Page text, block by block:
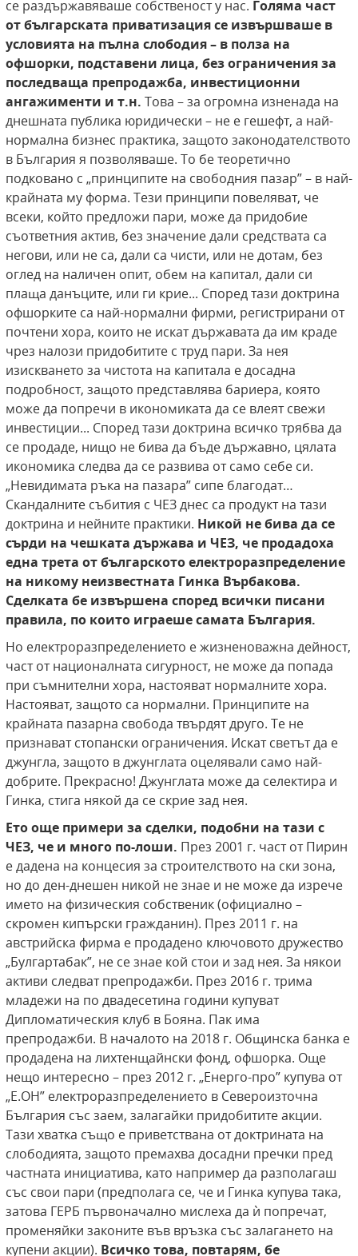
се раздържавяваше собственост у нас. Голяма част
от българската приватизация се извършваше в
условията на пълна слободия – в полза на
офшорки, подставени лица, без ограничения за
последваща препродажба, инвестиционни
ангажименти и т.н. Това – за огромна изненада на
днешната публика юридически – не е гешефт, а най-
нормална бизнес практика, защото законодателството
в България я позволяваше. То бе теоретично
подковано с „принципите на свободния пазар” – в най-
крайната му форма. Тези принципи повеляват, че
всеки, който предложи пари, може да придобие
съответния актив, без значение дали средствата са
негови, или не са, дали са чисти, или не дотам, без
оглед на наличен опит, обем на капитал, дали си
плаща данъците, или ги крие... Според тази доктрина
офшорките са най-нормални фирми, регистрирани от
почтени хора, които не искат държавата да им краде
чрез налози придобитите с труд пари. За нея
изискването за чистота на капитала е досадна
подробност, защото представлява бариера, която
може да попречи в икономиката да се влеят свежи
инвестиции... Според тази доктрина всичко трябва да
се продаде, нищо не бива да бъде държавно, цялата
икономика следва да се развива от само себе си.
„Невидимата ръка на пазара” сипе благодат…
Скандалните събития с ЧЕЗ днес са продукт на тази
доктрина и нейните практики. Никой не бива да се
сърди на чешката държава и ЧЕЗ, че продадоха
една трета от българското електроразпределение
на никому неизвестната Гинка Върбакова.
Сделката бе извършена според всички писани
правила, по които играеше самата България.
Но електроразпределението е жизненоважна дейност,
част от националната сигурност, не може да попада
при съмнителни хора, настояват нормалните хора.
Настояват, защото са нормални. Принципите на
крайната пазарна свобода твърдят друго. Те не
признават стопански ограничения. Искат светът да е
джунгла, защото в джунглата оцелявали само най-
добрите. Прекрасно! Джунглата може да селектира и
Гинка, стига някой да се скрие зад нея.
Ето още примери за сделки, подобни на тази с
ЧЕЗ, че и много по-лоши. През 2001 г. част от Пирин
е дадена на концесия за строителството на ски зона,
но до ден-днешен никой не знае и не може да изрече
името на физическия собственик (официално –
скромен кипърски гражданин). През 2011 г. на
австрийска фирма е продадено ключовото дружество
„Булгартабак”, не се знае кой стои и зад нея. За някои
активи следват препродажби. През 2016 г. трима
младежи на по двадесетина години купуват
Дипломатическия клуб в Бояна. Пак има
препродажби. В началото на 2018 г. Общинска банка е
продадена на лихтенщайнски фонд, офшорка. Още
нещо интересно – през 2012 г. „Енерго-про” купува от
„Е.OН” електроразпределението в Североизточна
България със заем, залагайки придобитите акции.
Тази хватка също е приветствана от доктрината на
слободията, защото премахва досадни пречки пред
частната инициатива, като например да разполагаш
със свои пари (предполага се, че и Гинка купува така,
затова ГЕРБ първоначално мислеха да ѝ попречат,
променяйки законите във връзка със залагането на
купени акции). Всичко това, повтарям, бе